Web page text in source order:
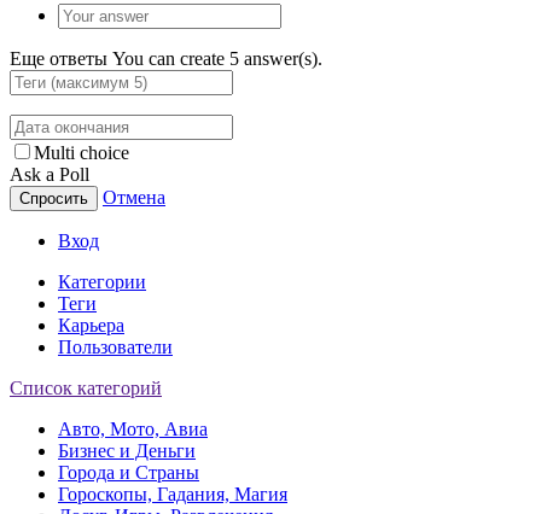
Еще ответы You can create 5 answer(s).
Multi choice
Ask a Poll
Спросить Отмена
Вход
Категории
Теги
Карьера
Пользователи
Список категорий
Авто, Мото, Авиа
Бизнес и Деньги
Города и Страны
Гороскопы, Гадания, Магия